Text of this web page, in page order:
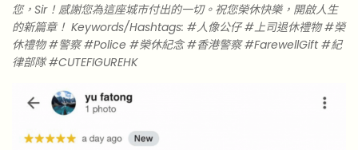
您，Sir！感謝您為這座城市付出的一切。祝您榮休快樂，開啟人生
的新篇章！ Keywords/Hashtags: #人像公仔 #上司退休禮物 #榮
休禮物 #警察 #Police #榮休紀念 #香港警察 #FarewellGift #紀
律部隊 #CUTEFIGUREHK